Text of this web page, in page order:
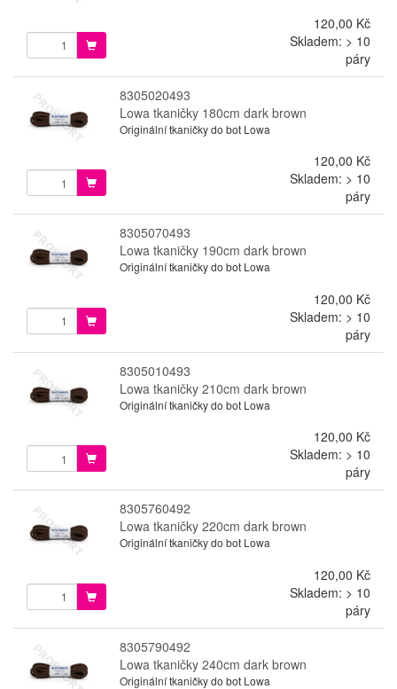
120,00 Kč
Skladem: > 10
páry
8305020493
Lowa tkaničky 180cm dark brown
Originální tkaničky do bot Lowa
120,00 Kč
Skladem: > 10
páry
8305070493
Lowa tkaničky 190cm dark brown
Originální tkaničky do bot Lowa
120,00 Kč
Skladem: > 10
páry
8305010493
Lowa tkaničky 210cm dark brown
Originální tkaničky do bot Lowa
120,00 Kč
Skladem: > 10
páry
8305760492
Lowa tkaničky 220cm dark brown
Originální tkaničky do bot Lowa
120,00 Kč
Skladem: > 10
páry
8305790492
Lowa tkaničky 240cm dark brown
Originální tkaničky do bot Lowa